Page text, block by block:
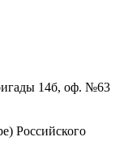
14б, оф. №63
Российского